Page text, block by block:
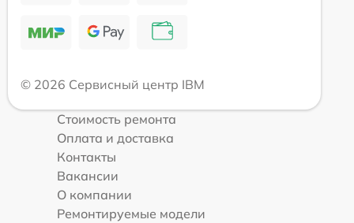
© 2026 Сервисный центр IBM
Стоимость ремонта
Оплата и доставка
Контакты
Вакансии
О компании
Ремонтируемые модели